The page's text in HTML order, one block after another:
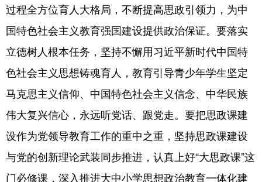
过程全方位育人大格局，不断提高思政引领力，为中
国特色社会主义教育强国建设提供政治保证。要落实
立德树人根本任务，坚持不懈用习近平新时代中国特
色社会主义思想铸魂育人，教育引导青少年学生坚定
马克思主义信仰、中国特色社会主义信念、中华民族
伟大复兴信心，永远听党话、跟党走。要把思政课建
设作为党领导教育工作的重中之重，坚持思政课建设
与党的创新理论武装同步推进，认真上好“大思政课”这
门必修课，深入推进大中小学思想政治教育一体化建